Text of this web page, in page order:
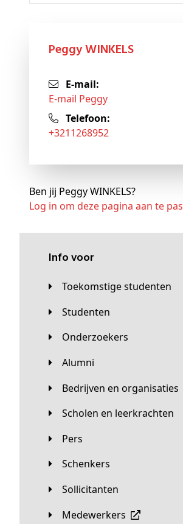
Peggy WINKELS
E-mail:
E-mail Peggy
Telefoon:
+3211268952
Ben jij Peggy WINKELS?
Log in om deze pagina aan te
Info voor
Toekomstige studenten
Studenten
Onderzoekers
Alumni
Bedrijven en organisaties
Scholen en leerkrachten
Pers
Schenkers
Sollicitanten
Medewerkers